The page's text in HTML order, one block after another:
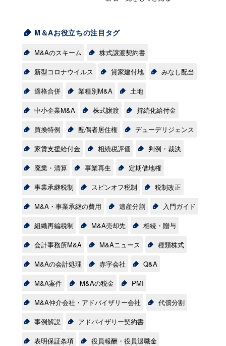
M＆Aお役立ちの注目タグ
M&Aのスキーム
株式譲渡契約書
新型コロナウイルス
貸家建付地
みなし配当
適格合併
業種別M&A
土地
中小企業M&A
株式譲渡
持続化給付金
買換特例
配偶者居住権
デューデリジェンス
家賃支援給付金
相続税評価
判例・裁決
廃業・清算
事業再生
定期借地権
事業承継税制
スピンオフ税制
税制改正
M&A・事業承継の費用
遺産分割
入門ガイド
組織再編税制
M&A売却先
相続・贈与
会計事務所M&A
M&Aニュース
種類株式
M&Aの会計処理
赤字会社
Q&A
M&A案件
M&Aの税金
PMI
M&A仲介会社・アドバイザリー会社
代償分割
事例解説
アドバイザリー契約書
表明保証条項
役員報酬・役員退職金